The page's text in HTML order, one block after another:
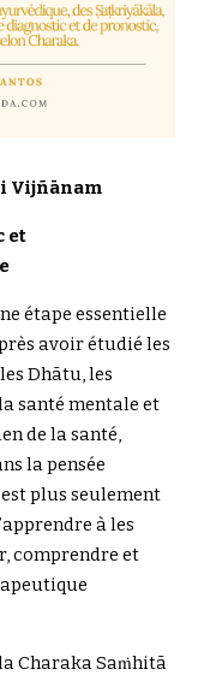
Vijñānam
et
étape essentielle
avoir étudié les
Dhātu, les
santé mentale et
de la santé,
la pensée
plus seulement
à les
comprendre et
Charaka Saṁhitā